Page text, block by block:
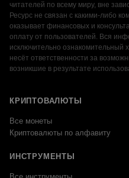
читателей по всему миру, вне
Ресурс не связан с какими-либо
оказывает финансовых и
оплату от пользователей. Вся
исключительно ознакомительный
несёт ответственности за
возникшие в результате
КРИПТОВАЛЮТЫ
Все монеты
Криптовалюты по алфавиту
ИНСТРУМЕНТЫ